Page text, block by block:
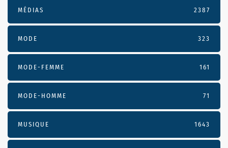
MÉDIAS 2387
MODE 323
MODE-FEMME 161
MODE-HOMME 71
MUSIQUE 1643